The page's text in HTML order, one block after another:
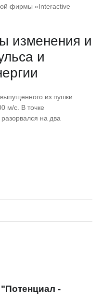
фирмы «Interactive
изменения и
и
из пушки
м/c. В точке
на два
-